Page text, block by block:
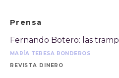
Prensa
Fernando Botero: las
MARÍA TERESA RONDEROS
REVISTA DINERO